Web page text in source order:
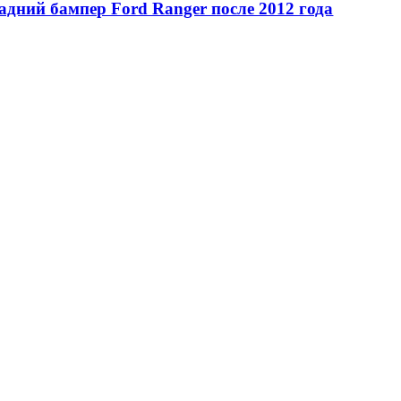
бампер Ford Ranger после 2012 года